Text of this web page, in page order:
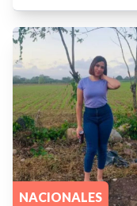
NACIONALES